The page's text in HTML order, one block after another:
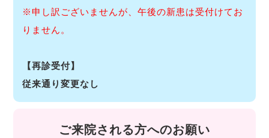
※申し訳ございませんが、午後の新患は受付けてお
りません。
【再診受付】
従来通り変更なし
ご来院される方へのお願い